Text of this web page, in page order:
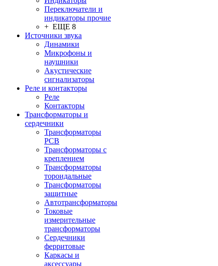
Переключатели и
индикаторы прочие
+ ЕЩЕ 8
Источники звука
Динамики
Микрофоны и
наушники
Акустические
сигнализаторы
Реле и контакторы
Реле
Контакторы
Трансформаторы и
сердечники
Трансформаторы
PCB
Трансформаторы с
креплением
Трансформаторы
тороидальные
Трансформаторы
защитные
Автотрансформаторы
Токовые
измерительные
трансформаторы
Сердечники
ферритовые
Каркасы и
аксессуары